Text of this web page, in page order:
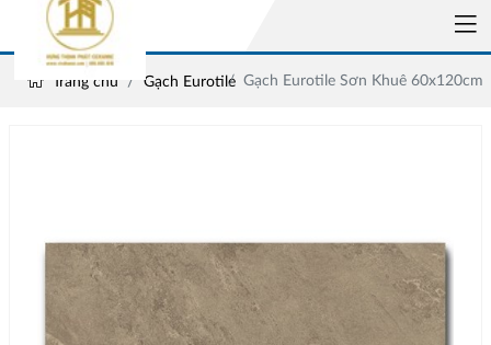
Trang chủ Gạch Eurotile Gạch Eurotile Sơn Khuê 60x120cm